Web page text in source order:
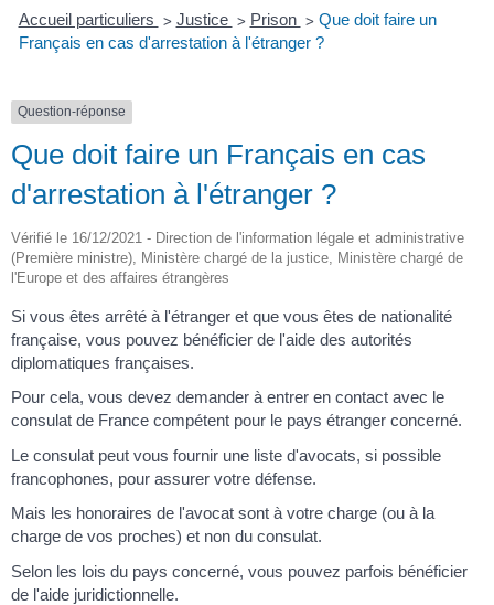
Accueil particuliers > Justice > Prison > Que doit faire un
Français en cas d'arrestation à l'étranger ?
Question-réponse
Que doit faire un Français en cas
d'arrestation à l'étranger ?
Vérifié le 16/12/2021 - Direction de l'information légale et administrative
(Première ministre), Ministère chargé de la justice, Ministère chargé de
l'Europe et des affaires étrangères
Si vous êtes arrêté à l'étranger et que vous êtes de nationalité
française, vous pouvez bénéficier de l'aide des autorités
diplomatiques françaises.
Pour cela, vous devez demander à entrer en contact avec le
consulat de France compétent pour le pays étranger concerné.
Le consulat peut vous fournir une liste d'avocats, si possible
francophones, pour assurer votre défense.
Mais les honoraires de l'avocat sont à votre charge (ou à la
charge de vos proches) et non du consulat.
Selon les lois du pays concerné, vous pouvez parfois bénéficier
de l'aide juridictionnelle.